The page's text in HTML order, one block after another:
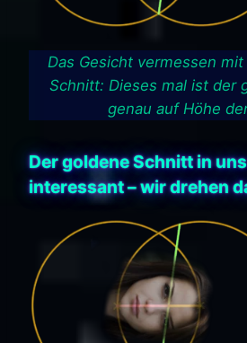
Das Gesicht vermessen
Schnitt: Dieses mal ist der
genau auf Höhe
Der goldene Schnitt in
interessant – wir drehen